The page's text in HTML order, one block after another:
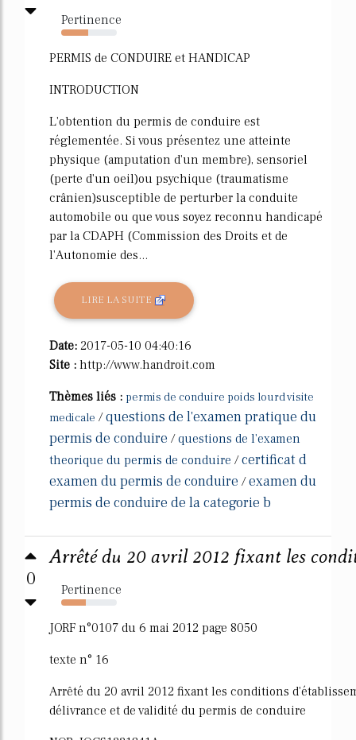
Pertinence
49%
PERMIS de CONDUIRE et HANDICAP
INTRODUCTION
L'obtention du permis de conduire est
réglementée. Si vous présentez une atteinte
physique (amputation d'un membre), sensoriel
(perte d'un oeil)ou psychique (traumatisme
crânien)susceptible de perturber la conduite
automobile ou que vous soyez reconnu handicapé
par la CDAPH (Commission des Droits et de
l'Autonomie des...
LIRE LA SUITE
Date: 2017-05-10 04:40:16
Site : http://www.handroit.com
Thèmes liés : permis de conduire poids lourd visite
medicale /questions de l'examen pratique du
permis de conduire /questions de l'examen
theorique du permis de conduire /certificat d
examen du permis de conduire /examen du
permis de conduire de la categorie b
0
Arrêté du 20 avril 2012 fixant les
Pertinence
44%
JORF n°0107 du 6 mai 2012 page 8050
texte n° 16
Arrêté du 20 avril 2012 fixant les conditions
délivrance et de validité du permis de conduire